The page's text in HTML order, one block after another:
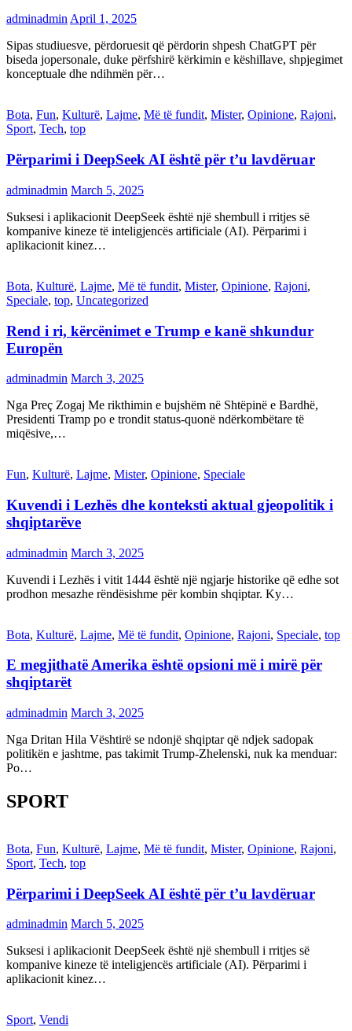
adminadmin April 1, 2025
Sipas studiuesve, përdoruesit që përdorin shpesh ChatGPT për
biseda jopersonale, duke përfshirë kërkimin e këshillave, shpjegimet
konceptuale dhe ndihmën për…
Bota, Fun, Kulturë, Lajme, Më të fundit, Mister, Opinione, Rajoni,
Sport, Tech, top
Përparimi i DeepSeek AI është për t’u lavdëruar
adminadmin March 5, 2025
Suksesi i aplikacionit DeepSeek është një shembull i rritjes së
kompanive kineze të inteligjencës artificiale (AI). Përparimi i
aplikacionit kinez…
Bota, Kulturë, Lajme, Më të fundit, Mister, Opinione, Rajoni,
Speciale, top, Uncategorized
Rend i ri, kërcënimet e Trump e kanë shkundur
Europën
adminadmin March 3, 2025
Nga Preç Zogaj Me rikthimin e bujshëm në Shtëpinë e Bardhë,
Presidenti Tramp po e trondit status-quonë ndërkombëtare të
miqësive,…
Fun, Kulturë, Lajme, Mister, Opinione, Speciale
Kuvendi i Lezhës dhe konteksti aktual gjeopolitik i
shqiptarëve
adminadmin March 3, 2025
Kuvendi i Lezhës i vitit 1444 është një ngjarje historike që edhe sot
prodhon mesazhe rëndësishme për kombin shqiptar. Ky…
Bota, Kulturë, Lajme, Më të fundit, Opinione, Rajoni, Speciale, top
E megjithatë Amerika është opsioni më i mirë për
shqiptarët
adminadmin March 3, 2025
Nga Dritan Hila Vështirë se ndonjë shqiptar që ndjek sadopak
politikën e jashtme, pas takimit Trump-Zhelenski, nuk ka menduar:
Po…
SPORT
Bota, Fun, Kulturë, Lajme, Më të fundit, Mister, Opinione, Rajoni,
Sport, Tech, top
Përparimi i DeepSeek AI është për t’u lavdëruar
adminadmin March 5, 2025
Suksesi i aplikacionit DeepSeek është një shembull i rritjes së
kompanive kineze të inteligjencës artificiale (AI). Përparimi i
aplikacionit kinez…
Sport, Vendi